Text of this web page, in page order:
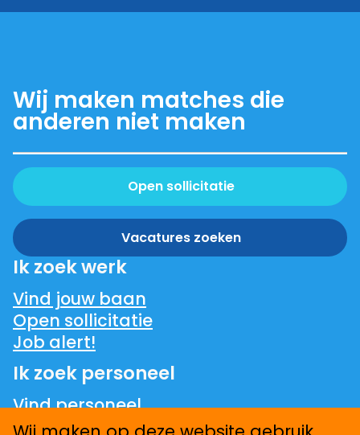
Wij maken matches die
anderen niet maken
Open sollicitatie
Vacatures zoeken
Ik zoek werk
Vind jouw baan
Open sollicitatie
Job alert!
Ik zoek personeel
Vind personeel
Uitzenden